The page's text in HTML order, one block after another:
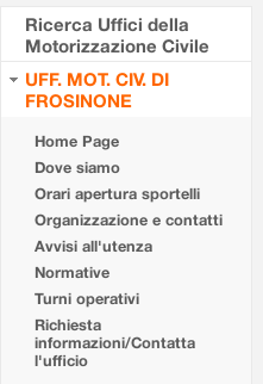
Ricerca Uffici della
Motorizzazione Civile
UFF. MOT. CIV. DI
FROSINONE
Home Page
Dove siamo
Orari apertura sportelli
Organizzazione e contatti
Avvisi all'utenza
Normative
Turni operativi
Richiesta
informazioni/Contatta
l'ufficio